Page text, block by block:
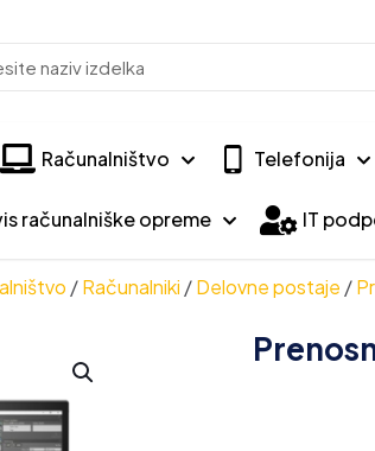
Računalništvo Telefonija
računalniške opreme IT
/Računalniki /Delovne postaje /